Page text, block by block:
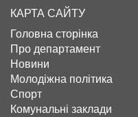
КАРТА САЙТУ
Головна сторінка
Про департамент
Новини
Молодіжна політика
Спорт
Комунальні заклади